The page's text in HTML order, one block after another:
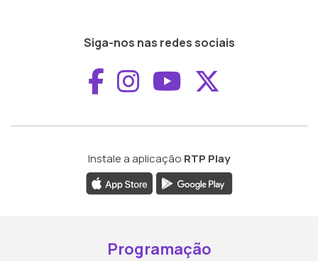
Siga-nos nas redes sociais
Aceder ao
Aceder ao
Aceder ao
Instale a aplicação RTP Play
Programação